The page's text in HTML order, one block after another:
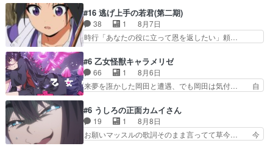
ましてはアサちゃん目的で… "顔で損してる"企み
顔て何…wアスマさん… 顔で損してるアスマさん
ついでに声でも損し…
イに功績を挙げさせて政権と軍のバラン… 覇道の
トルイと王道のオゴタイって感じかな… 賢い人物
の行動は想定した目的達成のための… シタラとボ
ラクチンの考えが初めてシンクロ… ドレゲネのテ
ンゴル政治」国家の表舞台に… 前回のシタラと対
比したおおらかな笑顔が印… 戦争よりも経済の領
域をその視野に入れてい…
#16 逃げ上手の若君(第二期)
38 1
8月7日
時行「あなたの役に立って恩を返したい」頼…
のアニメの演出、同じCloverWor… 貞宗の思考を
読み切れなかったのは、経験の… 信濃仮面いった
い誰なんだ！役に立ちたいで… 人形だったり将棋
だったり、諏訪神党の三大… ・これ罠じゃない
意味。特に諏訪の地は山… 薄々思ってたけど実写
パートに対する熱意が… 亜也子ちゃん面白い親父
さんが無事で良かっ…
#6 乙女怪獣キャラメリゼ
66 1
8月6日
来夢を誑かした岡田と遭遇、でも岡田は気付… 自
なからのメイク道具が、らいりーさんを… らいり
ーの影響で理想に向けて努力する黒絵… コングと
ゴ〇ラの怪獣大決戦!?w黒絵の友… らいりーが己
のルッキズムと相対する話とし… らいりーさんが
#6 うしろの正面カムイさん
19 1
8月8日
お願いマッスルの歌詞そのまま言ってて草今… 今